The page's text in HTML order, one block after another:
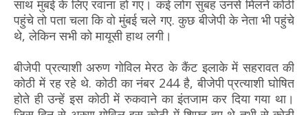
साथ मुंबई के लिए रवाना हो गए। कई लोग सुबह उनसे मिलने कोठी
पहुंचे तो पता चला कि वो मुंबई चले गए. कुछ बीजेपी के नेता भी पहुंचे
थे, लेकिन सभी को मायूसी हाथ लगी।
बीजेपी प्रत्याशी अरुण गोविल मेरठ के कैंट इलाके में सहरावत की
कोठी में रह रहे थे. कोठी का नंबर 244 है, बीजेपी प्रत्याशी घोषित
होते ही उन्हें इस कोठी में रुकवाने का इंतजाम कर दिया गया था।